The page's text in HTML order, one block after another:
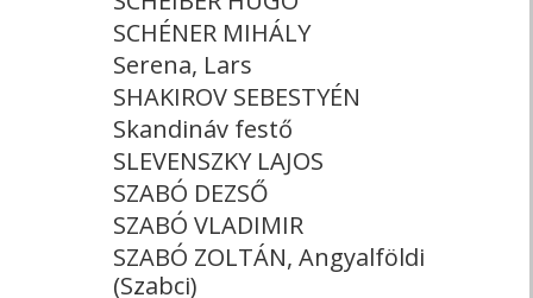
SCHÉNER MIHÁLY
Serena, Lars
SHAKIROV SEBESTYÉN
Skandináv festő
SLEVENSZKY LAJOS
SZABÓ DEZSŐ
SZABÓ VLADIMIR
SZABÓ ZOLTÁN, Angyalföldi
(Szabci)